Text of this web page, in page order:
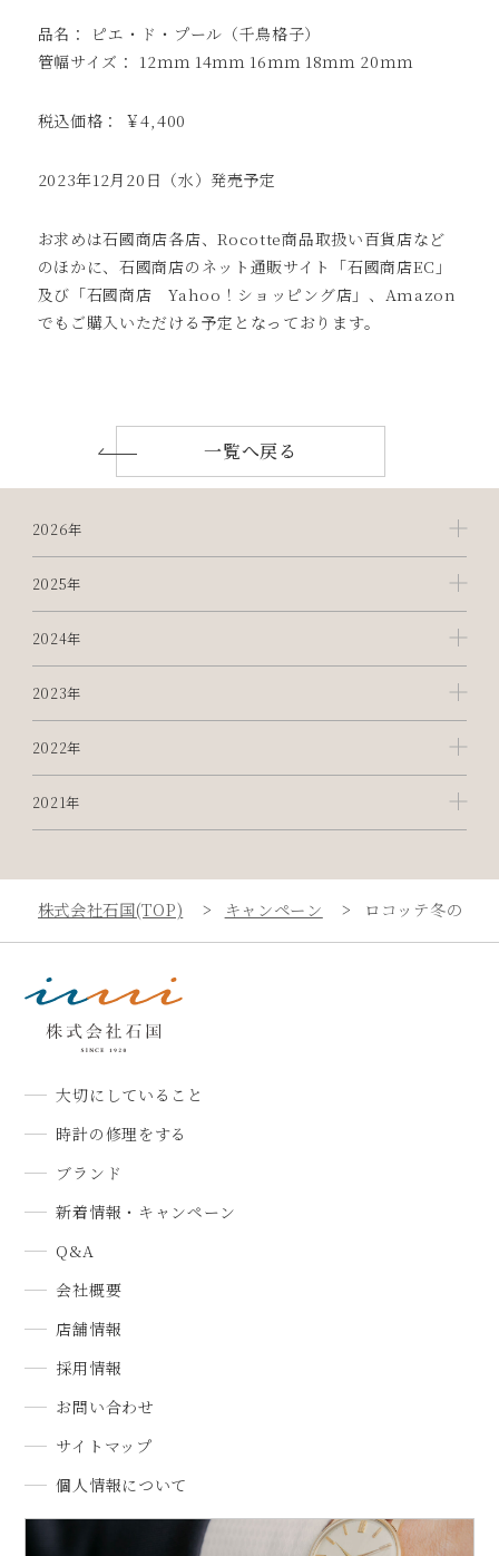
品名： ピエ・ド・プール（千鳥格子）
管幅サイズ： 12ｍｍ 14ｍｍ 16ｍｍ 18ｍｍ 20ｍｍ
税込価格： ￥4,400
2023年12月20日（水）発売予定
お求めは石國商店各店、Rocotte商品取扱い百貨店など
のほかに、石國商店のネット通販サイト「石國商店EC」
及び「石國商店 Yahoo！ショッピング店」、Amazon
でもご購入いただける予定となっております。
一覧へ戻る
2026年
2025年
2024年
2023年
2022年
2021年
株式会社石国(TOP) キャンペーン ロコッテ冬の新
大切にしていること
時計の修理をする
ブランド
新着情報・キャンペーン
Q&A
会社概要
店舗情報
採用情報
お問い合わせ
サイトマップ
個人情報について